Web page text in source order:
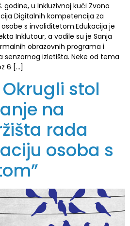
godine, u Inkluzivnoj kući Zvono
Digitalnih kompetencija za
s invaliditetom.Edukacija je
Inklutour, a vodile su je Sanja
obrazovnih programa i
senzornog izletišta. Neke od tema
6 […]
stol
na
rada
osoba s